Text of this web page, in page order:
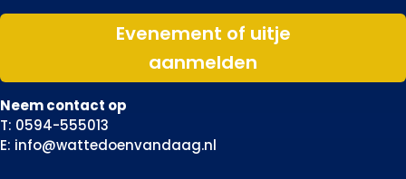
Evenement of uitje
aanmelden
Neem contact op
T: 0594-555013
E: info@wattedoenvandaag.nl